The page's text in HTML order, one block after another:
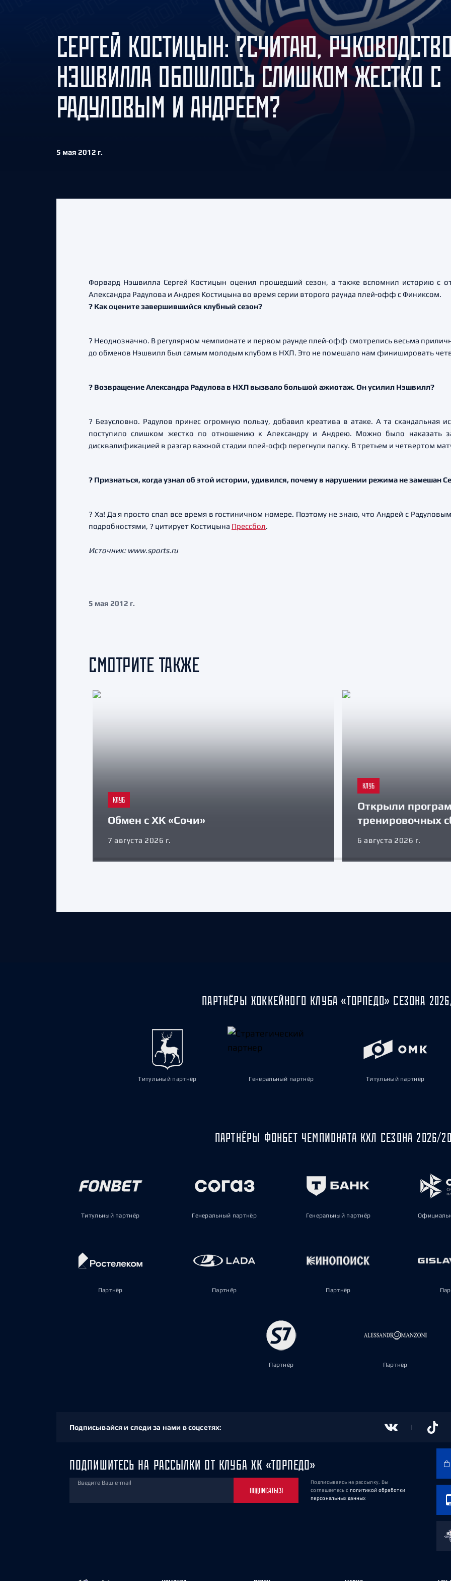
ЦСКА
Шанхайские Драконы
Амур
Барыс
Салават Юлаев
Сибирь
СЕРГЕЙ КОСТИЦЫН: ?СЧИТАЮ,
НЭШВИЛЛА ОБОШЛОСЬ СЛИШКОМ ЖЕСТКО С
РАДУЛОВЫМ И АНДРЕЕМ?
5 мая 2012 г.
Форвард Нэшвилла Сергей Костицын оценил прошедший сезон, а также вспомнил историю с
Александра Радулова и Андрея Костицына во время серии второго раунда плей-офф с Финиксом.
? Как оцените завершившийся клубный сезон?
? Неоднозначно. В регулярном чемпионате и первом раунде плей-офф смотрелись весьма
до обменов Нэшвилл был самым молодым клубом в НХЛ. Это не помешало нам финишировать
? Возвращение Александра Радулова в НХЛ вызвало большой ажиотаж. Он усилил Нэшвилл?
? Безусловно. Радулов принес огромную пользу, добавил креатива в атаке. А та скандальная
поступило слишком жестко по отношению к Александру и Андрею. Можно было наказать
дисквалификацией в разгар важной стадии плей-офф перегнули палку. В третьем и четвертом
? Признаться, когда узнал об этой истории, удивился, почему в нарушении режима не замешан
? Ха! Да я просто спал все время в гостиничном номере. Поэтому не знаю, что Андрей с
подробностями, ? цитирует Костицына Прессбол.
Источник: www.sports.ru
5 мая 2012 г.
СМОТРИТЕ ТАКЖЕ
КЛУБ
Обмен с ХК «Сочи»
7 августа 2026 г.
КЛУБ
Открыли
тренировочных
6 августа 2026 г.
ПАРТНЁРЫ ХОККЕЙНОГО КЛУБА «ТОРПЕДО» СЕЗОНА
Титульный партнёр Генеральный партнёр Титульный партнёр
ПАРТНЁРЫ ФОНБЕТ ЧЕМПИОНАТА КХЛ СЕЗОНА 2026/
Титульный партнёр Генеральный партнёр Генеральный партнёр
Партнёр Партнёр Партнёр
Партнёр Партнёр
Подписывайся и следи за нами в соцсетях:
ПОДПИШИТЕСЬ НА РАССЫЛКИ ОТ КЛУБА ХК «ТОРПЕДО»
Введите Ваш e-mail
ПОДПИСАТЬСЯ
Подписываясь на рассылку, Вы
соглашаетесь с политикой обработки
персональных данных